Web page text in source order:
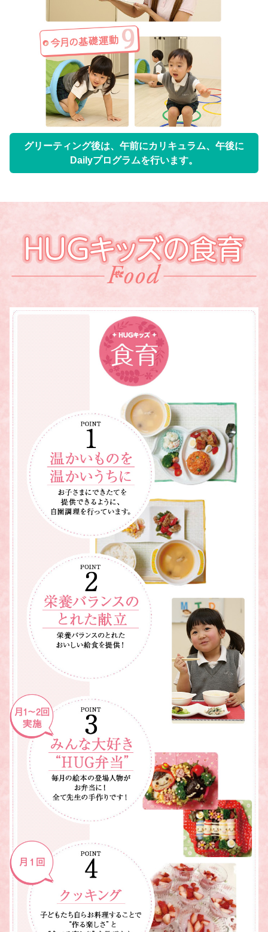
グリーティング後は、午前にカリキュラム、午後に
Dailyプログラムを行います。